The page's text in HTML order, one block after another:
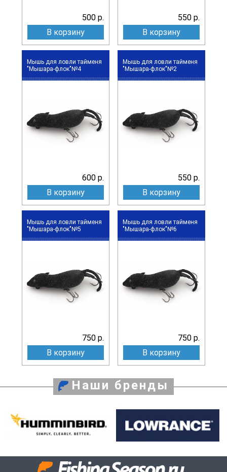
500 р.
В корзину
550 р.
В корзину
Мышь для ловли тайменя
"Мышара-флок"№4
600 р.
В корзину
Мышь для ловли тайменя
"Мышара-флок"№2
550 р.
В корзину
Мышь для ловли тайменя
"Мышара-флок"№5
750 р.
В корзину
Мышь для ловли тайменя
"Мышара-флок"№6
750 р.
В корзину
Наши бренды